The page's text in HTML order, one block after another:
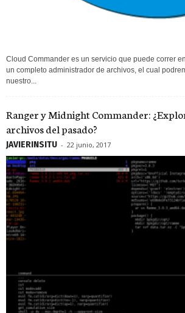
Cloud Commander es un servicio que puede correr
un completo administrador de archivos, el cual
nuestro...
Ranger y Midnight Commander:
archivos del pasado?
JAVIERINSITU - 22 junio, 2017